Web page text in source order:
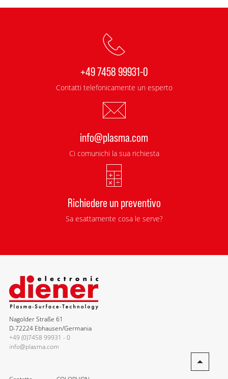
+49 7458 99931-0
Contatti telefonicamente un esperto
info@plasma.com
Ci comunichi la sua richiesta
Richiedere un preventivo
Sa esattamente cosa le serve?
Nagolder Straße 61
D-72224 Ebhausen/Germania
+49 (0)7458 99931 - 0
info@plasma.com